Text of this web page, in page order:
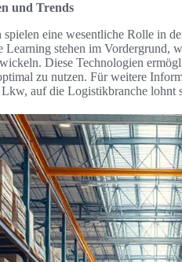
und Trends
eine wesentliche Rolle in
stehen im Vordergrund,
Diese Technologien
zu nutzen. Für weitere
Lkw, auf die Logistikbranche lohnt